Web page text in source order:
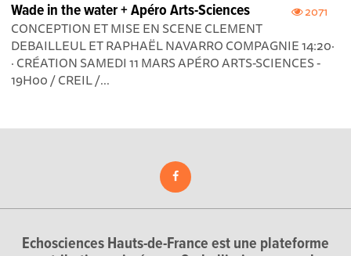
2071
Wade in the water + Apéro Arts-Sciences
CONCEPTION ET MISE EN SCENE CLEMENT
DEBAILLEUL ET RAPHAËL NAVARRO COMPAGNIE 14:20·
· CRÉATION SAMEDI 11 MARS APÉRO ARTS-SCIENCES -
19H00 / CREIL /...
Echosciences Hauts-de-France est une plateforme